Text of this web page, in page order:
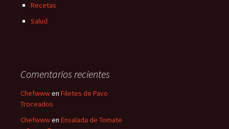
Recetas
Salud
Comentarios recientes
Chefwwwen Filetes de Pavo
Troceados
Chefwwwen Ensalada de Tomate